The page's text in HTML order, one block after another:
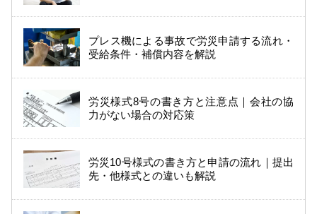
プレス機による事故で労災申請する流れ・
受給条件・補償内容を解説
労災様式8号の書き方と注意点｜会社の協
力がない場合の対応策
労災10号様式の書き方と申請の流れ｜提出
先・他様式との違いも解説